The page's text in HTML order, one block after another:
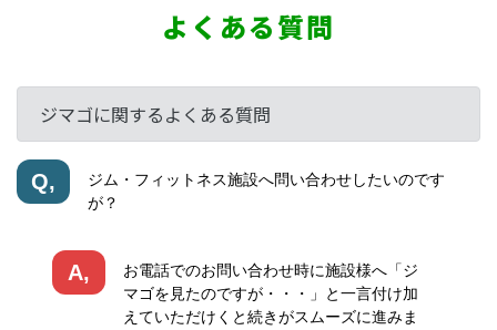
よくある質問
ジマゴに関するよくある質問
Q,
ジム・フィットネス施設へ問い合わせしたいのです
が？
A,
お電話でのお問い合わせ時に施設様へ「ジ
マゴを見たのですが・・・」と一言付け加
えていただけくと続きがスムーズに進みま